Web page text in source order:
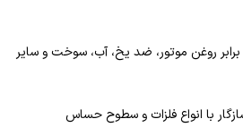
روغن موتور، ضد یخ، آب، سوخت و سایر
با انواع فلزات و سطوح حساس